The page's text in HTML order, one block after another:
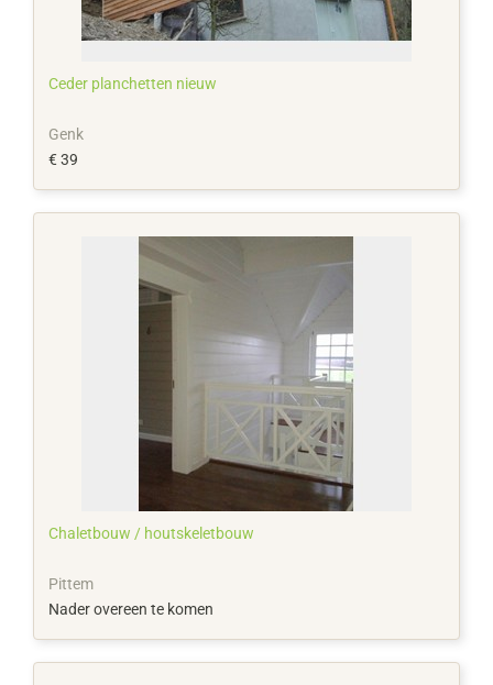
Ceder planchetten nieuw
Genk
€ 39
Chaletbouw / houtskeletbouw
Pittem
Nader overeen te komen